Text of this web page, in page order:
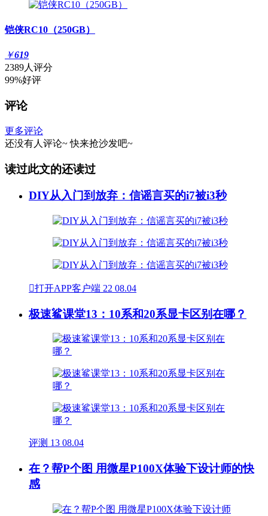
铠侠RC10（250GB）
￥619
2389人评分
99%好评
评论
更多评论
还没有人评论~ 快来抢沙发吧~
读过此文的还读过
DIY从入门到放弃：信谣言买的i7被i3秒
打开APP客户端 22 08.04
极速鲨课堂13：10系和20系显卡区别在哪？
评测 13 08.04
在？帮P个图 用微星P100X体验下设计师的快
感